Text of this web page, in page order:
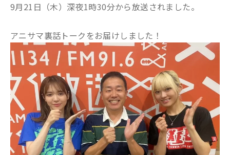
9月21日（木）深夜1時30分から放送されました。
アニサマ裏話トークをお届けしました！